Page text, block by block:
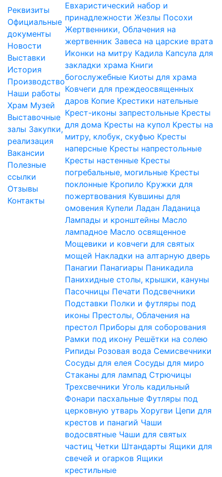
Реквизиты
Официальные
документы
Новости
Выставки
История
Производство
Наши работы
Храм Музей
Выставочные
залы Закупки,
реализация
Вакансии
Полезные
ссылки
Отзывы
Контакты
Евхаристический набор и
принадлежности Жезлы Посохи
Жертвенники, Облачения на
жертвенник Завеса на царские врата
Иконки на митру Кадила Капсула для
закладки храма Книги
богослужебные Киоты для храма
Ковчеги для преждеосвященных
даров Копие Крестики нательные
Крест-иконы запрестольные Кресты
для дома Кресты на купол Кресты на
митру, клобук, скуфью Кресты
наперсные Кресты напрестольные
Кресты настенные Кресты
погребальные, могильные Кресты
поклонные Кропило Кружки для
пожертвования Кувшины для
омовения Купели Ладан Ладаница
Лампады и кронштейны Масло
лампадное Масло освященное
Мощевики и ковчеги для святых
мощей Накладки на алтарную дверь
Панагии Панагиары Паникадила
Панихидные столы, крышки, кануны
Пасочницы Печати Подсвечники
Подставки Полки и футляры под
иконы Престолы, Облачения на
престол Приборы для соборования
Рамки под икону Решётки на солею
Рипиды Розовая вода Семисвечники
Сосуды для елея Сосуды для миро
Стаканы для лампад Стрючицы
Трехсвечники Уголь кадильный
Фонари пасхальные Футляры под
церковную утварь Хоругви Цепи для
крестов и панагий Чаши
водосвятные Чаши для святых
частиц Четки Штандарты Ящики для
свечей и огарков Ящики
крестильные